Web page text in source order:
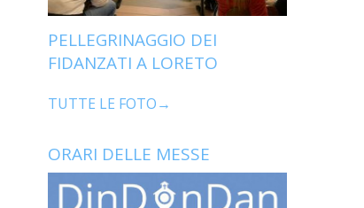
PELLEGRINAGGIO DEI
FIDANZATI A LORETO
TUTTE LE FOTO→
ORARI DELLE MESSE